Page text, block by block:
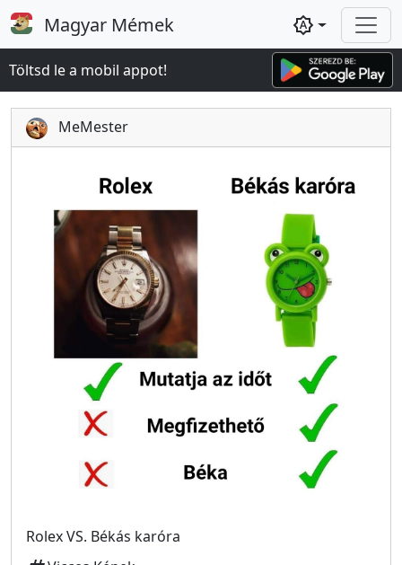
Magyar Mémek brightness_auto
Töltsd le a mobil appot!
MeMester
Rolex VS. Békás karóra